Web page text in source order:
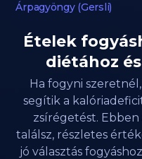
Árpagyöngy (Gersli)
Ételek
diétához
Ha fogyni
segítik a
zsírégetést.
találsz, részletes
jó választás